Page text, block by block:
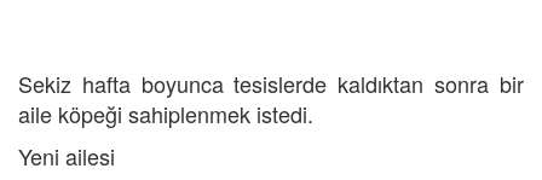
Sekiz hafta boyunca tesislerde kaldıktan sonra bir
aile köpeği sahiplenmek istedi.
Yeni ailesi